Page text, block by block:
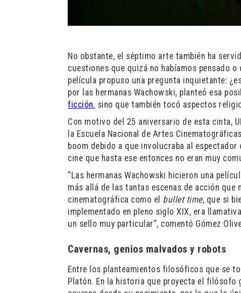
No obstante, el séptimo arte también ha
cuestiones que quizá no habíamos pensado
película propuso una pregunta inquietante:
por las hermanas Wachowski, planteó esa
ficción, sino que también tocó aspectos
Con motivo del 25 aniversario de esta cinta,
la Escuela Nacional de Artes
boom debido a que involucraba al
cine que hasta ese entonces no eran muy
“Las hermanas Wachowski hicieron una
más allá de las tantas escenas de acción
cinematográfica como el bullet time, que si
implementado en pleno siglo XIX, era
un sello muy particular”, comentó Gómez
Cavernas, genios malvados y robots
Entre los planteamientos filosóficos que se
Platón. En la historia que proyecta el filósofo